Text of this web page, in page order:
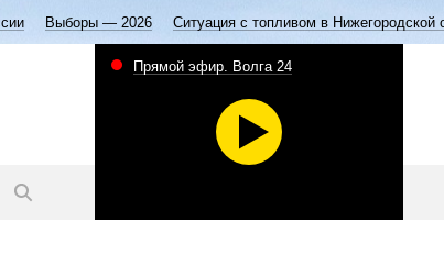
Выборы — 2026 Ситуация с топливом в Нижегородской
Прямой эфир. Волга 24